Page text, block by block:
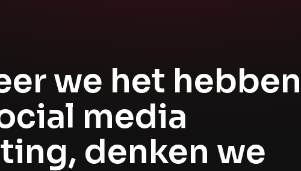
we het hebben
media
denken we